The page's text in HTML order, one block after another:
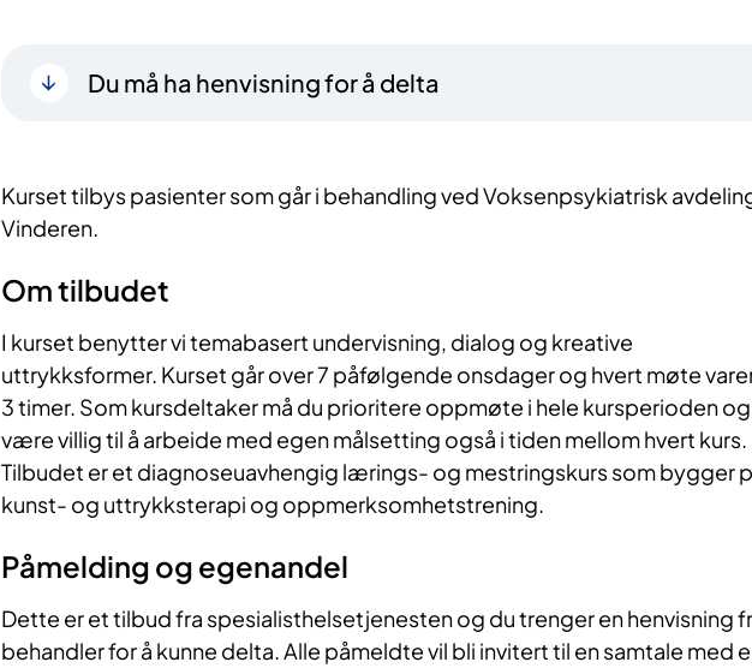
Du må ha henvisning for å delta
Kurset tilbys pasienter som går i behandling ved Voksenpsykiatrisk
Vinderen.
Om tilbudet
I kurset benytter vi temabasert undervisning, dialog og kreative
uttrykksformer. Kurset går over 7 påfølgende onsdager og hvert møte
3 timer. Som kursdeltaker må du prioritere oppmøte i hele kursperioden og
være villig til å arbeide med egen målsetting også i tiden mellom hvert kurs.
Tilbudet er et diagnoseuavhengig lærings- og mestringskurs som bygger
kunst- og uttrykksterapi og oppmerksomhetstrening.
Påmelding og egenandel
Dette er et tilbud fra spesialisthelsetjenesten og du trenger en henvisning
behandler for å kunne delta. Alle påmeldte vil bli invitert til en samtale med